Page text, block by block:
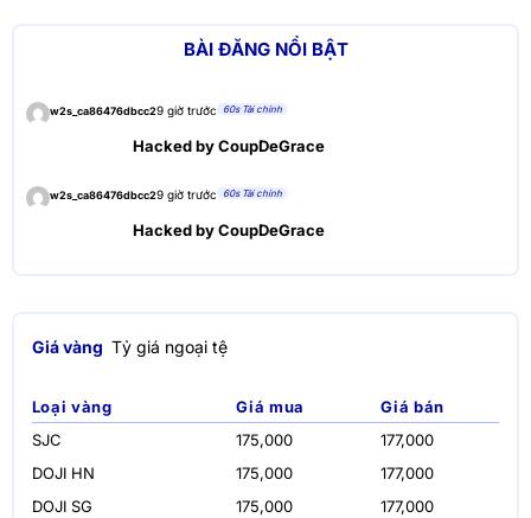
BÀI ĐĂNG NỔI BẬT
w2s_ca86476dbcc29 giờ trước 60s Tài chính
Hacked by CoupDeGrace
w2s_ca86476dbcc29 giờ trước 60s Tài chính
Hacked by CoupDeGrace
Giá vàng Tỷ giá ngoại tệ
Loại vàng Giá mua
Giá bán
SJC
175,000
177,000
DOJI HN
175,000
177,000
DOJI SG
175,000
177,000